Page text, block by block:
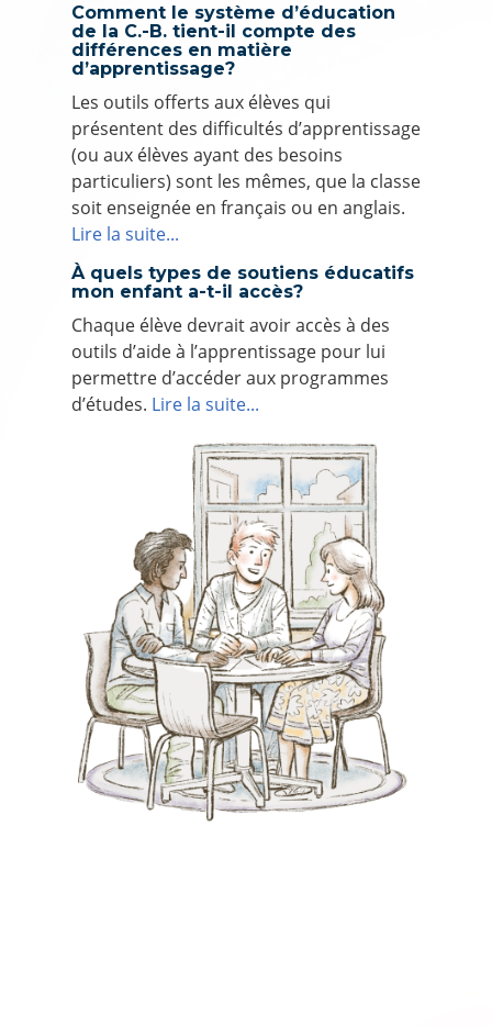
Comment le système d’éducation
de la C.-B. tient-il compte des
différences en matière
d’apprentissage?
Les outils offerts aux élèves qui
présentent des difficultés d’apprentissage
(ou aux élèves ayant des besoins
particuliers) sont les mêmes, que la classe
soit enseignée en français ou en anglais.
Lire la suite...
À quels types de soutiens éducatifs
mon enfant a-t-il accès?
Chaque élève devrait avoir accès à des
outils d’aide à l’apprentissage pour lui
permettre d’accéder aux programmes
d’études. Lire la suite...